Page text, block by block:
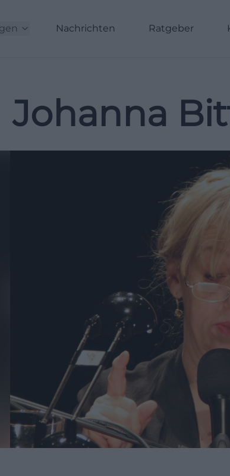
Nachrichten Ratgeber
Johanna